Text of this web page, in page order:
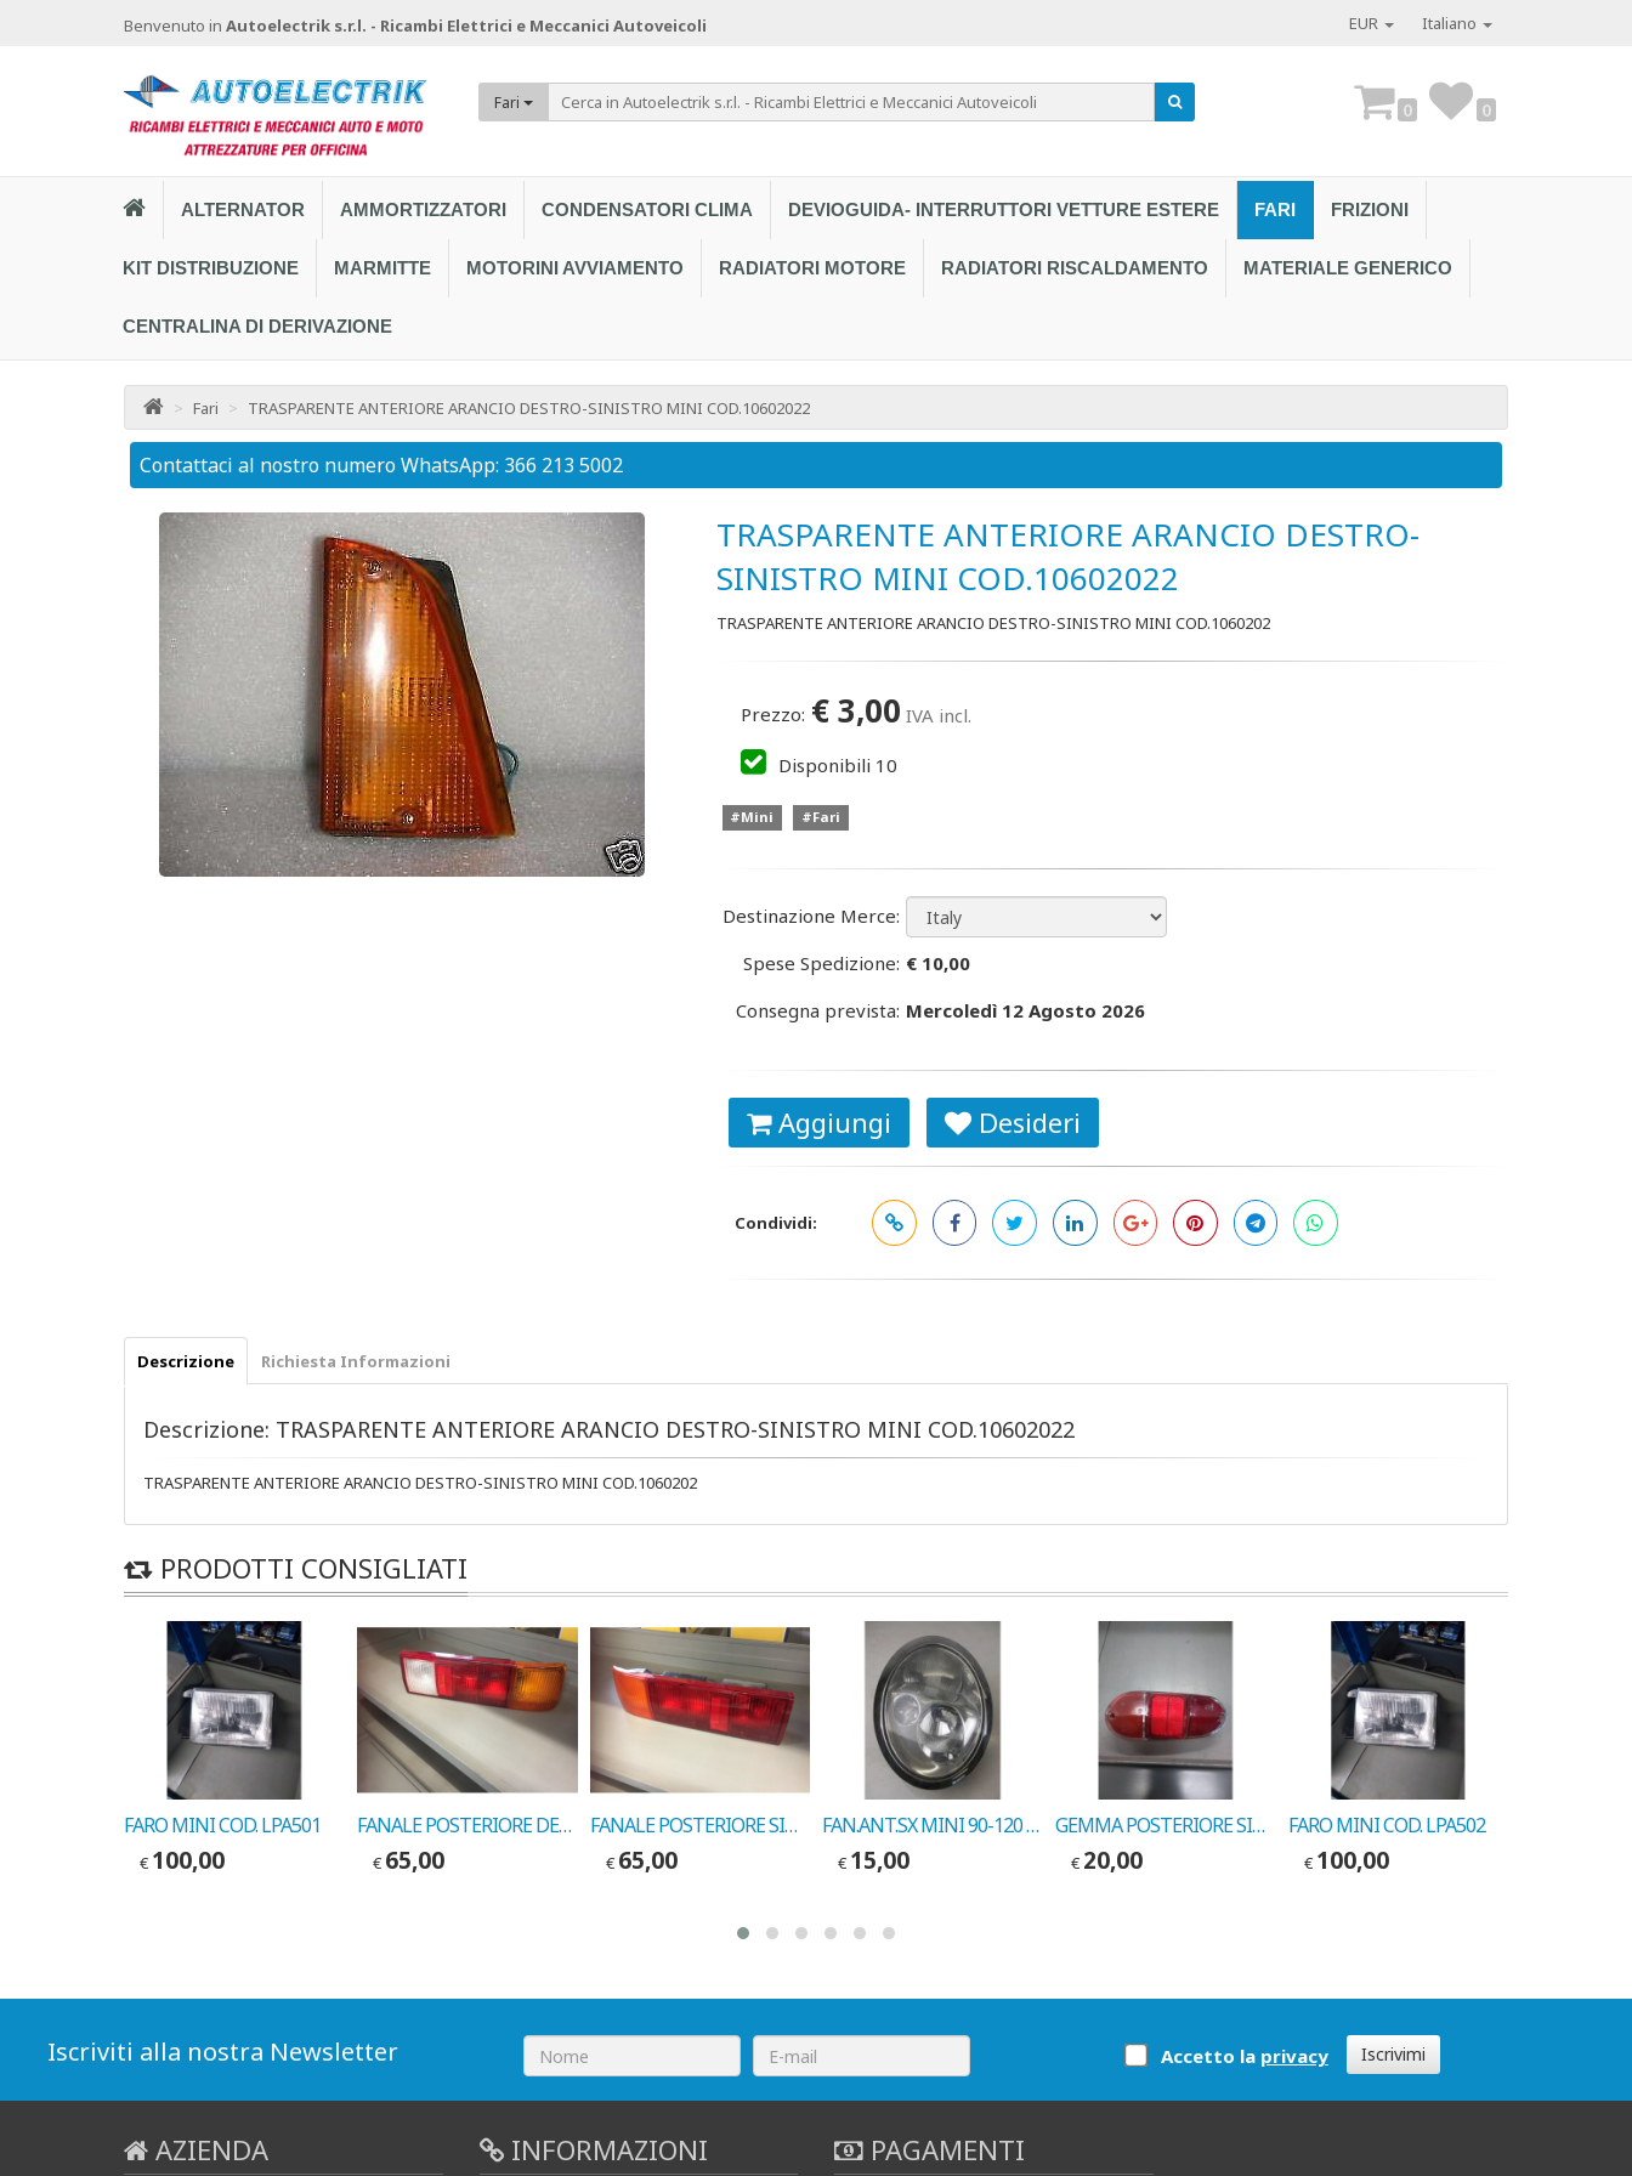
Benvenuto in Autoelectrik s.r.l. - Ricambi Elettrici e Meccanici Autoveicoli EUR Italiano
Fari 0 0
ALTERNATOR AMMORTIZZATORI CONDENSATORI CLIMA DEVIOGUIDA- INTERRUTTORI VETTURE ESTERE FARI FRIZIONI
KIT DISTRIBUZIONE MARMITTE MOTORINI AVVIAMENTO RADIATORI MOTORE RADIATORI RISCALDAMENTO MATERIALE GENERICO
CENTRALINA DI DERIVAZIONE
> Fari > TRASPARENTE ANTERIORE ARANCIO DESTRO-SINISTRO MINI COD.10602022
Contattaci al nostro numero WhatsApp: 366 213 5002
TRASPARENTE ANTERIORE ARANCIO DESTRO-
SINISTRO MINI COD.10602022
TRASPARENTE ANTERIORE ARANCIO DESTRO-SINISTRO MINI COD.1060202
Prezzo: €3,00 IVA incl.
Disponibili 10
#Mini #Fari
Destinazione Merce:
Spese Spedizione: € 10,00
Consegna prevista: Mercoledì 12 Agosto 2026
Aggiungi Desideri
Condividi:
Descrizione Richiesta Informazioni
Descrizione: TRASPARENTE ANTERIORE ARANCIO DESTRO-SINISTRO MINI COD.10602022
TRASPARENTE ANTERIORE ARANCIO DESTRO-SINISTRO MINI COD.1060202
PRODOTTI CONSIGLIATI
FARO MINI COD. LPA501
€ 100,00
FANALE POSTERIORE DESTRO MINI 990 COD. LEART 17806000
€ 65,00
FANALE POSTERIORE SINISTRO MINI 1000 COD. LEART 17805000
€ 65,00
FAN.ANT.SX MINI 90-120 COD. MARELLI 16399000
€ 15,00
GEMMA POSTERIORE SINISTRA MINI PRIMA SERIE COD. PV P9211
€ 20,00
FARO MINI COD. LPA502
€ 100,00
Iscriviti alla nostra Newsletter Accetto la privacy Iscrivimi
AZIENDA INFORMAZIONI PAGAMENTI